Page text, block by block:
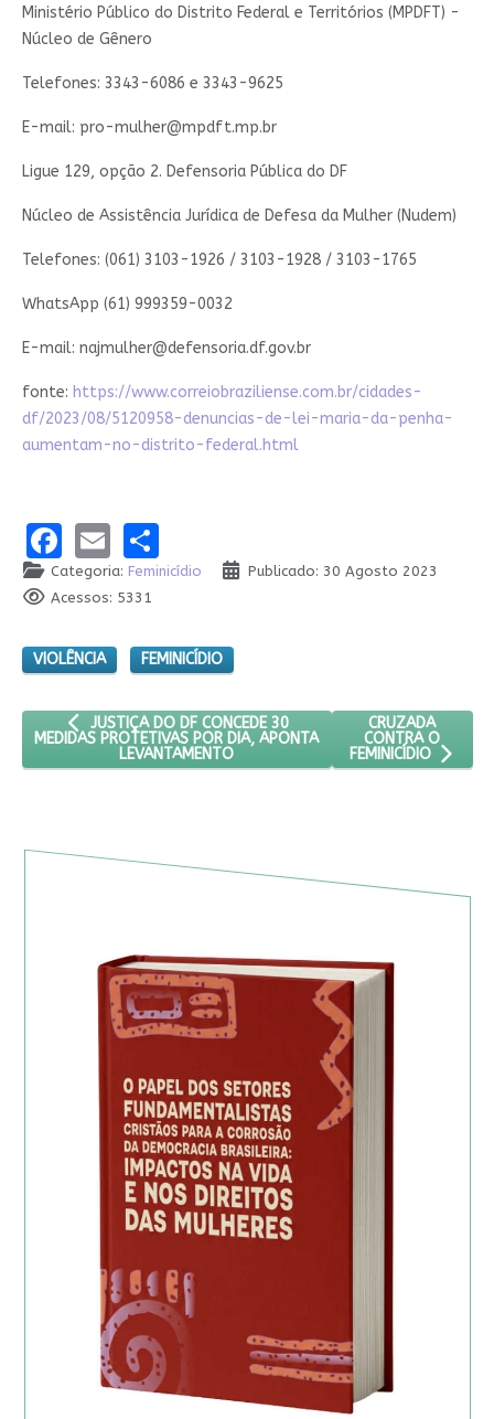
Ministério Público do Distrito Federal e Territórios (MPDFT) -
Núcleo de Gênero
Telefones: 3343-6086 e 3343-9625
E-mail: pro-mulher@mpdft.mp.br
Ligue 129, opção 2. Defensoria Pública do DF
Núcleo de Assistência Jurídica de Defesa da Mulher (Nudem)
Telefones: (061) 3103-1926 / 3103-1928 / 3103-1765
WhatsApp (61) 999359-0032
E-mail: najmulher@defensoria.df.gov.br
fonte: https://www.correiobraziliense.com.br/cidades-
df/2023/08/5120958-denuncias-de-lei-maria-da-penha-
aumentam-no-distrito-federal.html
Facebook
EmailShare
Categoria: Feminicídio
Publicado: 30 Agosto 2023
Acessos: 5331
VIOLÊNCIA FEMINICÍDIO
ARTIGO ANTERIOR: JUSTIÇA DO DF CONCEDE 30 MEDIDAS
JUSTIÇA DO DF CONCEDE 30
MEDIDAS PROTETIVAS POR DIA, APONTA
LEVANTAMENTO
PRÓXIMO
CRUZADA
CONTRA O
FEMINICÍDIO